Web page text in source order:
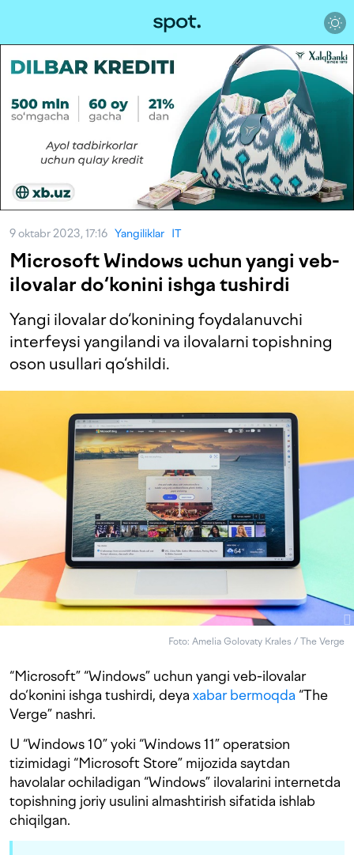
9 oktabr 2023, 17:16 Yangiliklar IT
Microsoft Windows uchun yangi veb-
ilovalar do‘konini ishga tushirdi
Yangi ilovalar do‘konining foydalanuvchi
interfeysi yangilandi va ilovalarni topishning
oson usullari qo‘shildi.
Foto: Amelia Golovaty Krales / The Verge
“Microsoft” “Windows” uchun yangi veb-ilovalar
do‘konini ishga tushirdi, deya xabar bermoqda “The
Verge” nashri.
U “Windows 10” yoki “Windows 11” operatsion
tizimidagi “Microsoft Store” mijozida saytdan
havolalar ochiladigan “Windows” ilovalarini internetda
topishning joriy usulini almashtirish sifatida ishlab
chiqilgan.